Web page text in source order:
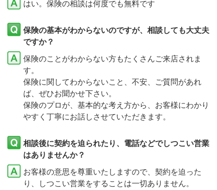
はい。保険の相談は何度でも無料です
保険の基本がわからないのですが、相談しても大丈夫
ですか？
保険のことがわからない方もたくさんご来店されま
す。
保険に関してわからないこと、不安、ご質問があれ
ば、ぜひお聞かせ下さい。
保険のプロが、基本的な考え方から、お客様にわかり
やすく丁寧にお話しさせていただきます。
相談後に契約を迫られたり、電話などでしつこい営業
はありませんか？
お客様の意思を尊重いたしますので、契約を迫った
り、しつこい営業をすることは一切ありません。